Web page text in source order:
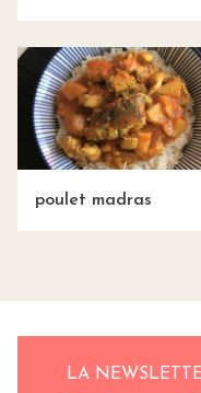
poulet madras
LA